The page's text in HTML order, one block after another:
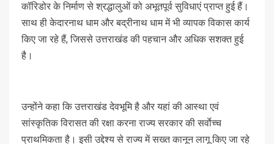
कॉरिडोर के निर्माण से श्रद्धालुओं को अभूतपूर्व सुविधाएं प्राप्त हुई हैं।
साथ ही केदारनाथ धाम और बद्रीनाथ धाम में भी व्यापक विकास कार्य
किए जा रहे हैं, जिससे उत्तराखंड की पहचान और अधिक सशक्त हुई
है।
उन्होंने कहा कि उत्तराखंड देवभूमि है और यहां की आस्था एवं
सांस्कृतिक विरासत की रक्षा करना राज्य सरकार की सर्वाेच्च
प्राथमिकता है। इसी उद्देश्य से राज्य में सख्त कानून लागू किए जा रहे